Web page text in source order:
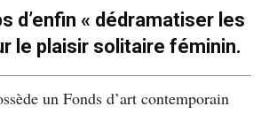
d’enfin « dédramatiser les
le plaisir solitaire féminin.
un Fonds d’art contemporain